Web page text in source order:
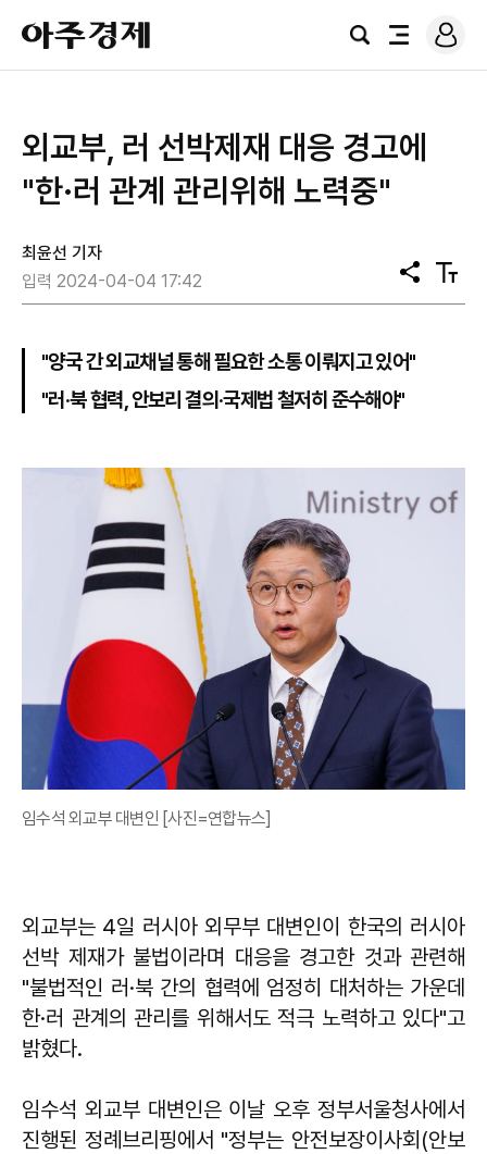
아
주
경
검
전
로
그
외교부, 러 선박제재 대응 경고에
"한·러 관계 관리위해 노력중"
최윤선 기자
입력 2024-04-04 17:42
공
유
텍
스
"양국 간 외교채널 통해 필요한 소통 이뤄지고 있어"
"러·북 협력, 안보리 결의·국제법 철저히 준수해야"
임수석 외교부 대변인 [사진=연합뉴스]
외교부는 4일 러시아 외무부 대변인이 한국의 러시아
선박 제재가 불법이라며 대응을 경고한 것과 관련해
"불법적인 러·북 간의 협력에 엄정히 대처하는 가운데
한·러 관계의 관리를 위해서도 적극 노력하고 있다"고
밝혔다.
임수석 외교부 대변인은 이날 오후 정부서울청사에서
진행된 정례브리핑에서 "정부는 안전보장이사회(안보